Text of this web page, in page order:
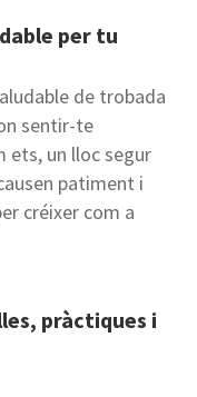
per tu
de trobada
sentir-te
ets, un lloc segur
patiment i
créixer com a
pràctiques i